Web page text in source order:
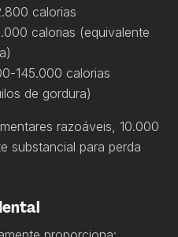
calorias
calorias (equivalente
145.000 calorias
de gordura)
razoáveis, 10.000
substancial para perda